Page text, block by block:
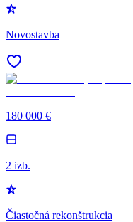
Novostavba
180 000 €
2 izb.
Čiastočná rekonštrukcia